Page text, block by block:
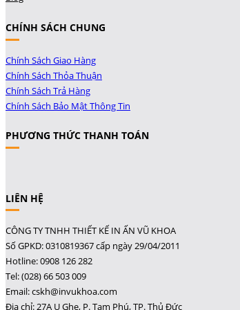
CHÍNH SÁCH CHUNG
Chính Sách Giao Hàng
Chính Sách Thỏa Thuận
Chính Sách Trả Hàng
Chính Sách Bảo Mật Thông Tin
PHƯƠNG THỨC THANH TOÁN
LIÊN HỆ
CÔNG TY TNHH THIẾT KẾ IN ẤN VŨ KHOA
Số GPKD: 0310819367 cấp ngày 29/04/2011
Hotline: 0908 126 282
Tel: (028) 66 503 009
Email: cskh@invukhoa.com
Địa chỉ: 27A Ụ Ghe, P. Tam Phú, TP. Thủ Đức